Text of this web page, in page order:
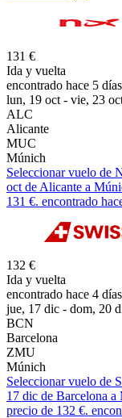
131 €
Ida y vuelta
encontrado hace 5 días
lun, 19 oct - vie, 23
ALC
Alicante
MUC
Múnich
Seleccionar vuelo de
oct de Alicante a
131 €. encontrado
132 €
Ida y vuelta
encontrado hace 4 días
jue, 17 dic - dom, 20
BCN
Barcelona
ZMU
Múnich
Seleccionar vuelo de
17 dic de Barcelona
precio de 132 €.